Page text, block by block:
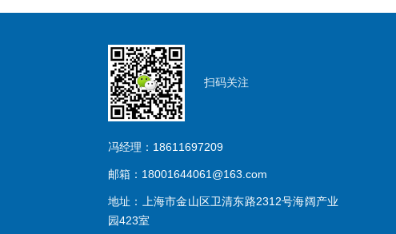
扫码关注
冯经理：18611697209
邮箱：18001644061@163.com
地址：上海市金山区卫清东路2312号海阔产业
园423室